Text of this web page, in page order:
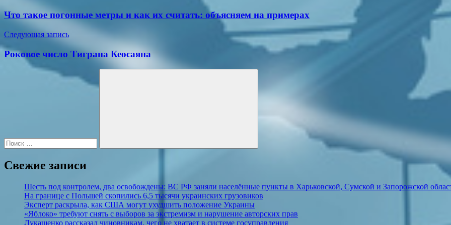
по
записям
Что такое погонные метры и как их считать: объясняем на примерах
Следующая запись
Роковое число Тиграна Кеосаяна
Поиск
Свежие записи
Шесть под контролем, два освобождены: ВС РФ заняли населённые пункты в Харьковской, Сумской и Запорожской
На границе с Польшей скопились 6,5 тысячи украинских грузовиков
Эксперт раскрыла, как США могут ухудшить положение Украины
«Яблоко» требуют снять с выборов за экстремизм и нарушение авторских прав
Лукашенко рассказал чиновникам, чего не хватает в системе госуправления